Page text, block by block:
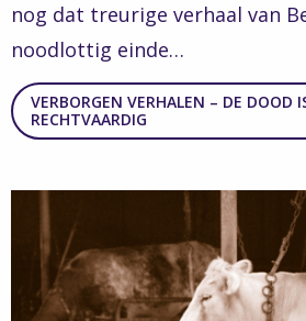
nog dat treurige verhaal van
noodlottig einde…
VERBORGEN VERHALEN – DE DOOD
RECHTVAARDIG
about
Verborgen
Verhalen